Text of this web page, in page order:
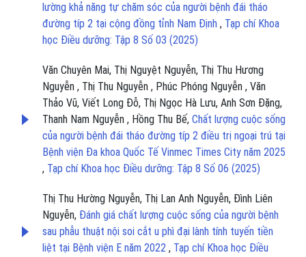
lường khả năng tự chăm sóc của người bệnh đái tháo
đường típ 2 tại cộng đồng tỉnh Nam Định , Tạp chí Khoa
học Điều dưỡng: Tập 8 Số 03 (2025)
Văn Chuyên Mai, Thị Nguyệt Nguyễn, Thị Thu Hương
Nguyễn , Thị Thu Nguyễn , Phúc Phóng Nguyễn , Văn
Thảo Vũ, Viết Long Đỗ, Thị Ngọc Hà Lưu, Anh Sơn Đặng,
Thanh Nam Nguyễn , Hồng Thu Bế, Chất lượng cuộc sống
của người bệnh đái tháo đường típ 2 điều trị ngoại trú tại
Bệnh viện Đa khoa Quốc Tế Vinmec Times City năm 2025
, Tạp chí Khoa học Điều dưỡng: Tập 8 Số 06 (2025)
Thị Thu Hường Nguyễn, Thị Lan Anh Nguyễn, Đình Liên
Nguyễn, Đánh giá chất lượng cuộc sống của người bệnh
sau phẫu thuật nội soi cắt u phì đại lành tính tuyến tiền
liệt tại Bệnh viện E năm 2022 , Tạp chí Khoa học Điều